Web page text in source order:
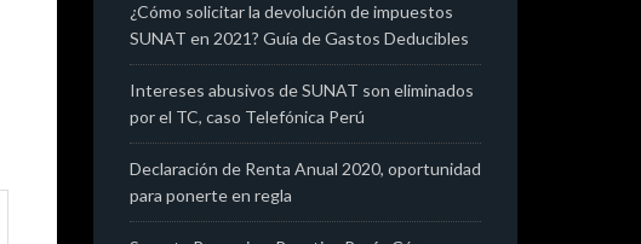
¿Cómo solicitar la devolución de impuestos
SUNAT en 2021? Guía de Gastos Deducibles
Intereses abusivos de SUNAT son eliminados
por el TC, caso Telefónica Perú
Declaración de Renta Anual 2020, oportunidad
para ponerte en regla